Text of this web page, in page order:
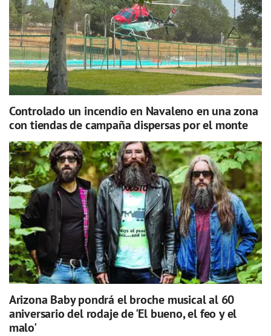
Controlado un incendio en Navaleno en una zona
con tiendas de campaña dispersas por el monte
Arizona Baby pondrá el broche musical al 60
aniversario del rodaje de 'El bueno, el feo y el
malo'